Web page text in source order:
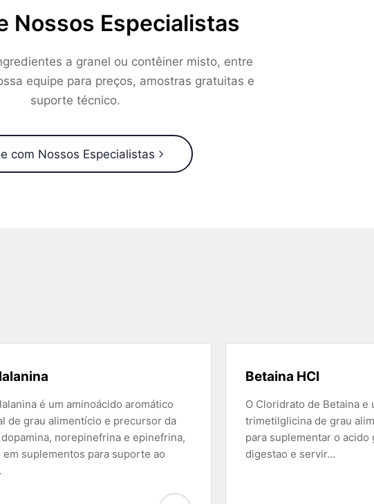
Nossos Especialistas
a granel ou contêiner misto, entre
equipe para preços, amostras gratuitas e
suporte técnico.
com Nossos Especialistas
é um aminoácido aromático
de grau alimentício e precursor da
norepinefrina e epinefrina,
em suplementos para suporte ao
Betaina HCl
O Cloridrato de Betaina e
trimetilglicina de grau
para suplementar o acido
digestao e servir…